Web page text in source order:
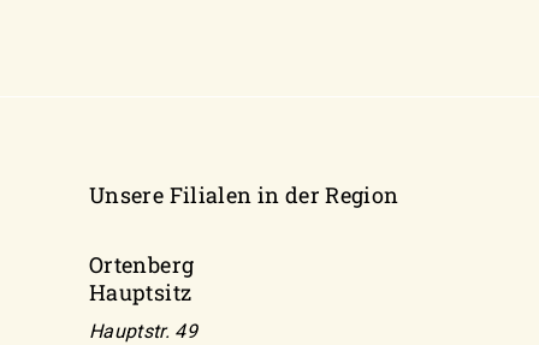
Unsere Filialen in der Region
Ortenberg
Hauptsitz
Hauptstr. 49